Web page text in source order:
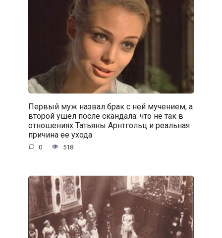
Первый муж назвал брак с ней мучением, а
второй ушел после скандала: что не так в
отношениях Татьяны Арнтгольц и реальная
причина ее ухода
0 518